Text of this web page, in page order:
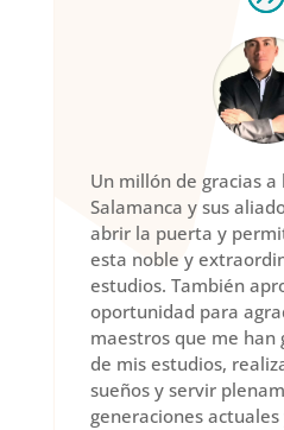
Un millón de gracias
Salamanca y sus
abrir la puerta y
esta noble y
estudios. También
oportunidad para
maestros que me han
de mis estudios,
sueños y servir
generaciones